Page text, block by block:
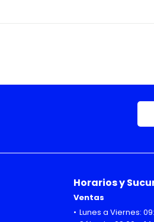
Horarios y
Ventas
Lunes a Viernes: